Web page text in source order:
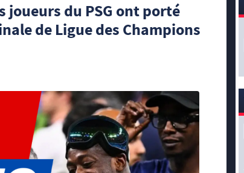
du PSG ont porté
de Ligue des Champions